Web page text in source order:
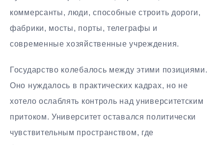
коммерсанты, люди, способные строить дороги,
фабрики, мосты, порты, телеграфы и
современные хозяйственные учреждения.
Государство колебалось между этими позициями.
Оно нуждалось в практических кадрах, но не
хотело ослаблять контроль над университетским
притоком. Университет оставался политически
чувствительным пространством, где